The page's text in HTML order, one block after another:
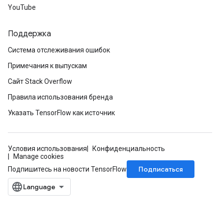
YouTube
Поддержка
Система отслеживания ошибок
Примечания к выпускам
Сайт Stack Overflow
Правила использования бренда
Указать TensorFlow как источник
Условия использования
Конфиденциальность
Manage cookies
Подпишитесь на новости TensorFlow
Подписаться